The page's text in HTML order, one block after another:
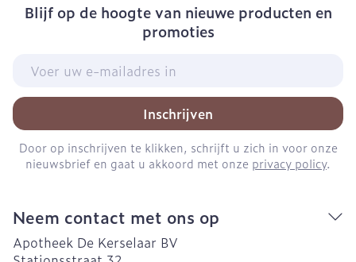
Blijf op de hoogte van nieuwe producten en
promoties
Inschrijven
Door op inschrijven te klikken, schrijft u zich in voor onze
nieuwsbrief en gaat u akkoord met onze privacy policy.
Neem contact met ons op
Apotheek De Kerselaar BV